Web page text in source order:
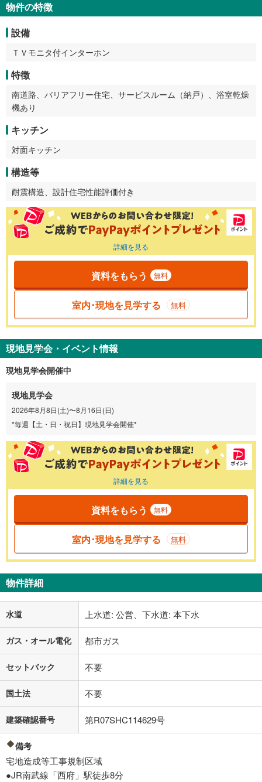
物件の特徴
設備
ＴＶモニタ付インターホン
特徴
南道路、バリアフリー住宅、サービスルーム（納戸）、浴室乾燥
機あり
キッチン
対面キッチン
構造等
耐震構造、設計住宅性能評価付き
詳細を見る
資料をもらう 無料
室内･現地を見学する 無料
現地見学会・イベント情報
現地見学会開催中
現地見学会
2026年8月8日(土)〜8月16日(日)
*毎週【土・日・祝日】現地見学会開催*
詳細を見る
資料をもらう 無料
室内･現地を見学する 無料
物件詳細
水道 上水道: 公営、下水道: 本下水
ガス・オール電化 都市ガス
セットバック 不要
国土法 不要
建築確認番号 第R07SHC114629号
備考
宅地造成等工事規制区域
●JR南武線「西府」駅徒歩8分